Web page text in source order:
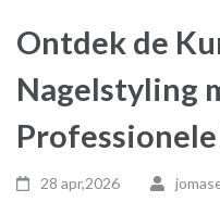
Ontdek de
Nagelstyling
28 apr,2026